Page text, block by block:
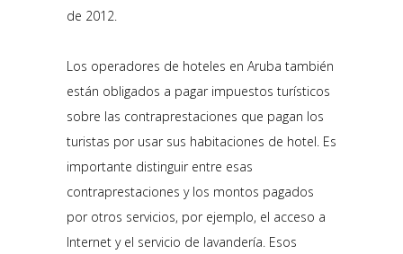
de 2012.
Los operadores de hoteles en Aruba también
están obligados a pagar impuestos turísticos
sobre las contraprestaciones que pagan los
turistas por usar sus habitaciones de hotel. Es
importante distinguir entre esas
contraprestaciones y los montos pagados
por otros servicios, por ejemplo, el acceso a
Internet y el servicio de lavandería. Esos